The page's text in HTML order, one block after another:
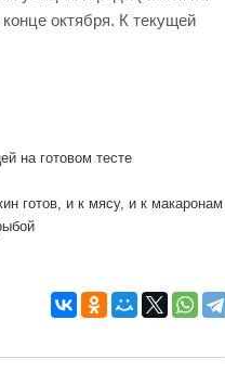
октября. К текущей
на готовом тесте
готов, и к мясу, и к макаронам